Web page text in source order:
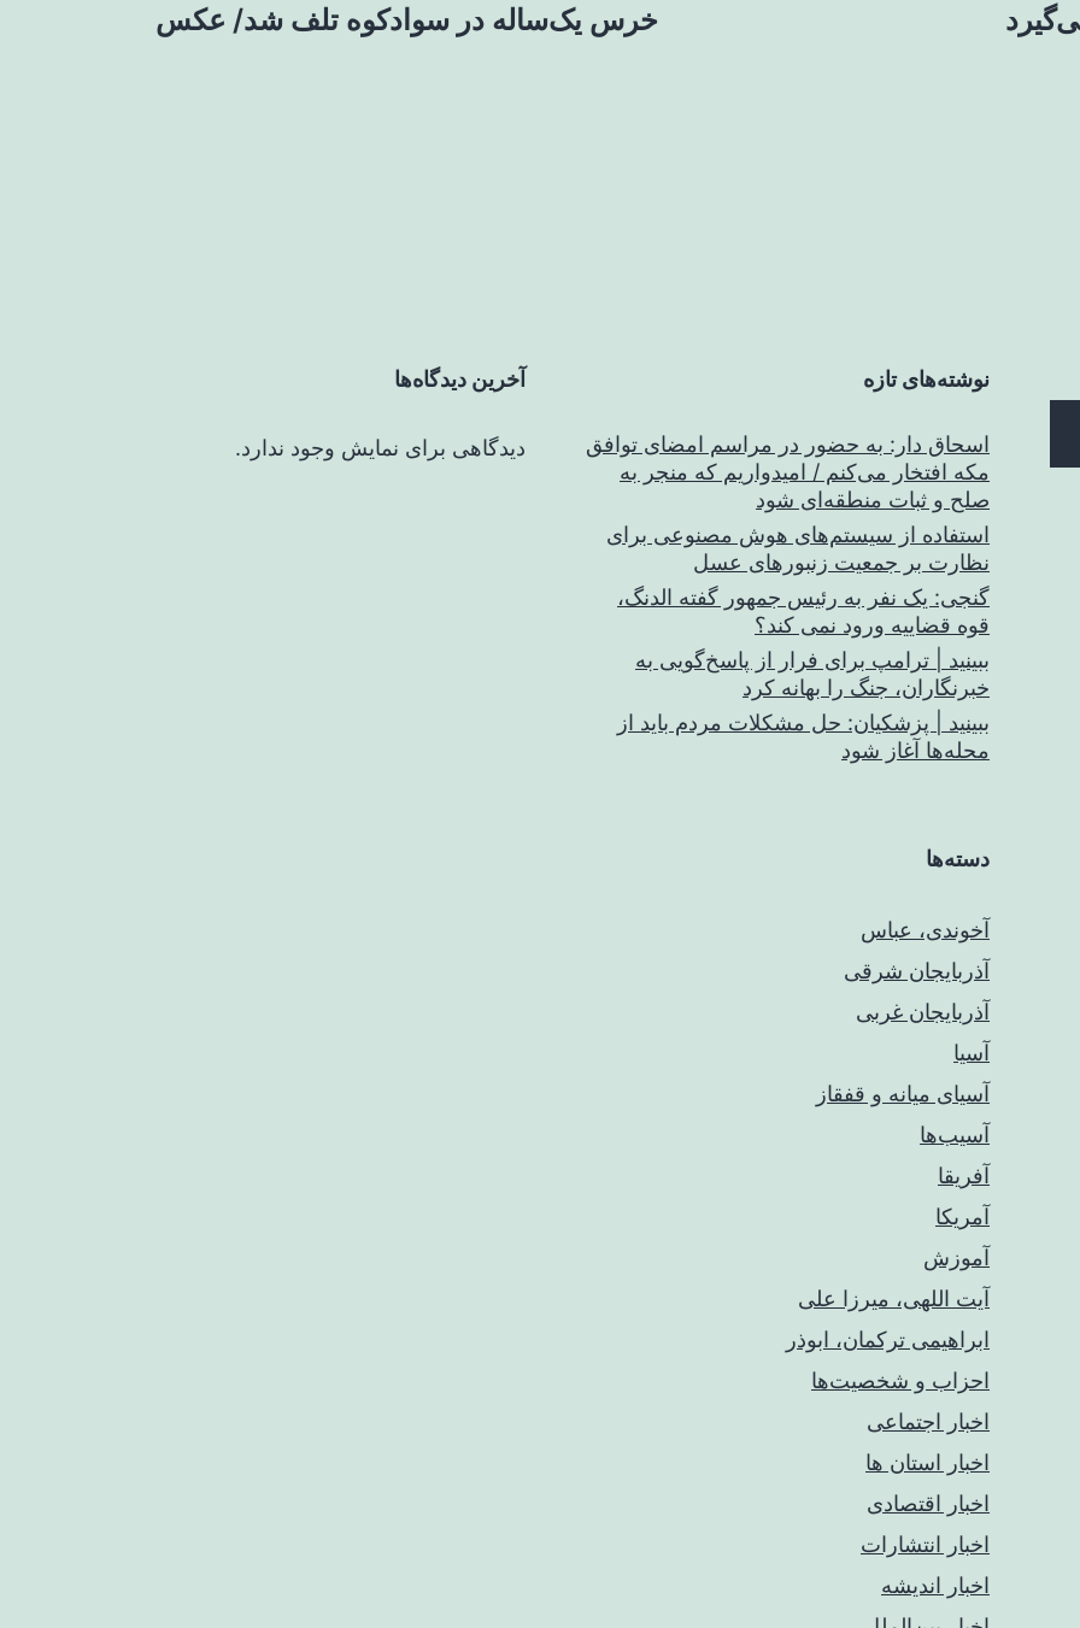
خرس یک‌ساله در سوادکوه تلف شد/ عکس
نوشته‌های تازه
اسحاق‌ دار: به حضور در مراسم امضای توافق
مکه افتخار می‌کنم / امیدواریم که منجر به
صلح و ثبات منطقه‌ای شود
استفاده از سیستم‌های هوش مصنوعی برای
نظارت بر جمعیت زنبورهای عسل
گنجی: یک نفر به رئیس جمهور گفته الدنگ،
قوه قضاییه ورود نمی کند؟
ببینید | ترامپ برای فرار از پاسخ‌گویی به
خبرنگاران، جنگ را بهانه کرد
ببینید | پزشکیان: حل مشکلات مردم باید از
محله‌ها آغاز شود
آخرین دیدگاه‌ها
دیدگاهی برای نمایش وجود ندارد.
دسته‌ها
آخوندی، عباس
آذربایجان شرقی
آذربایجان غربی
آسیا
آسیای میانه و قفقاز
آسیب‌ها
آفریقا
آمریکا
آموزش
آیت اللهی، میرزا علی
ابراهیمی ترکمان، ابوذر
احزاب و شخصیت‌ها
اخبار اجتماعی
اخبار استان ها
اخبار اقتصادی
اخبار انتشارات
اخبار اندیشه